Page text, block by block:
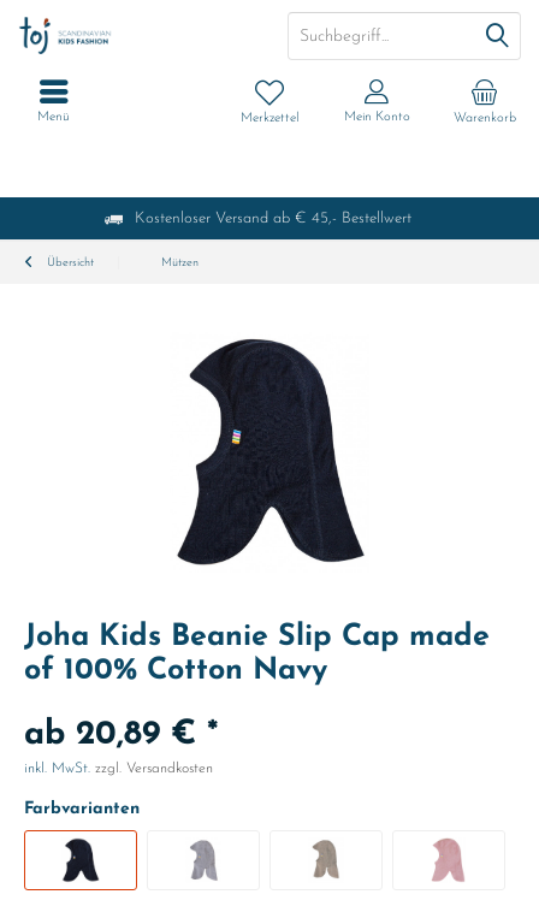
Kostenloser Versand ab € 45,- Bestellwert
Warenkorb
Merkzettel Mein Konto
Menü
Übersicht Mützen
Joha Kids Beanie Slip Cap made
of 100% Cotton Navy
ab 20,89 € *
inkl. MwSt. zzgl. Versandkosten
Farbvarianten